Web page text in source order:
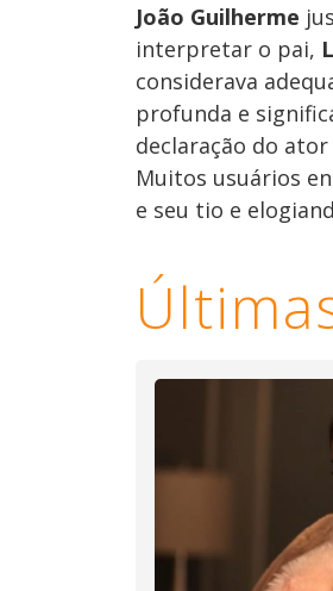
João Guilherme
interpretar o pai,
considerava
profunda e
declaração do
Muitos usuários
e seu tio e